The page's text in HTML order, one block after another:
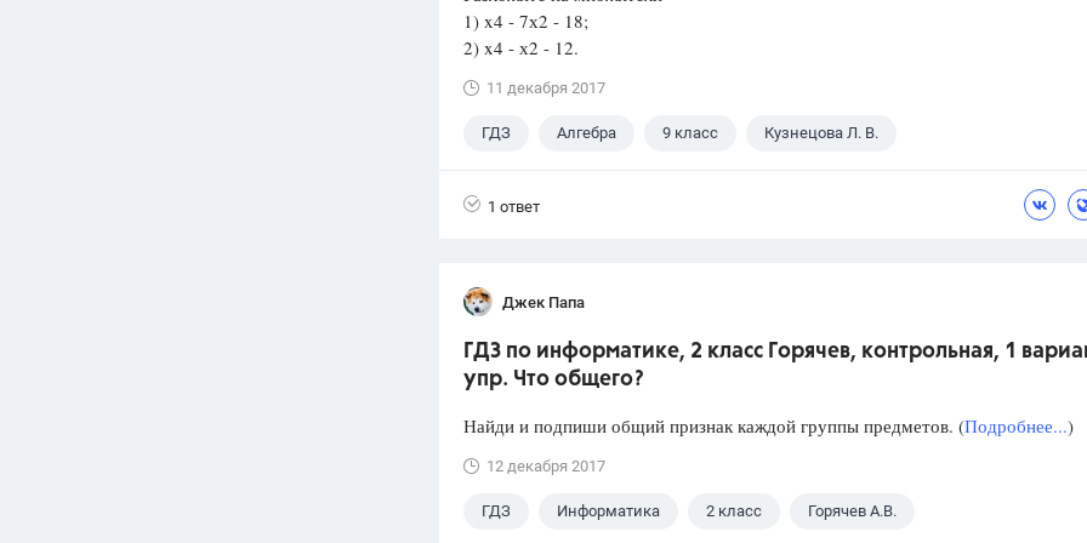
1) x4 - 7х2 - 18;
2) x4 - х2 - 12.
11 декабря 2017
ГДЗ Алгебра 9 класс Кузнецова Л. В.
1 ответ
Джек Папа
ГДЗ по информатике, 2 класс Горячев, контрольная, 1
упр. Что общего?
Найди и подпиши общий признак каждой группы предметов. (Подробнее...)
12 декабря 2017
ГДЗ Информатика 2 класс Горячев А.В.